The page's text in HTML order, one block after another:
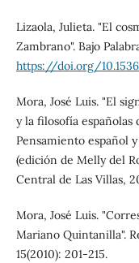
Lizaola, Julieta. "El
Zambrano". Bajo
https://doi.org/
Mora, José Luis. "El
y la filosofía
Pensamiento español
(edición de Melly del
Central de Las Villas,
Mora, José Luis.
Mariano Quintanilla".
15(2010): 201-215.